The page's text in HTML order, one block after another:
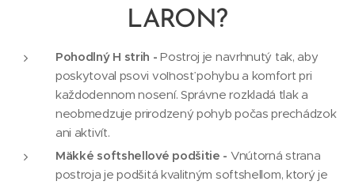
LARON?
Pohodlný H strih -Postroj je navrhnutý tak, aby
poskytoval psovi voľnosť pohybu a komfort pri
každodennom nosení. Správne rozkladá tlak a
neobmedzuje prirodzený pohyb počas prechádzok
ani aktivít.
Mäkké softshellové podšitie - Vnútorná strana
postroja je podšitá kvalitným softshellom, ktorý je